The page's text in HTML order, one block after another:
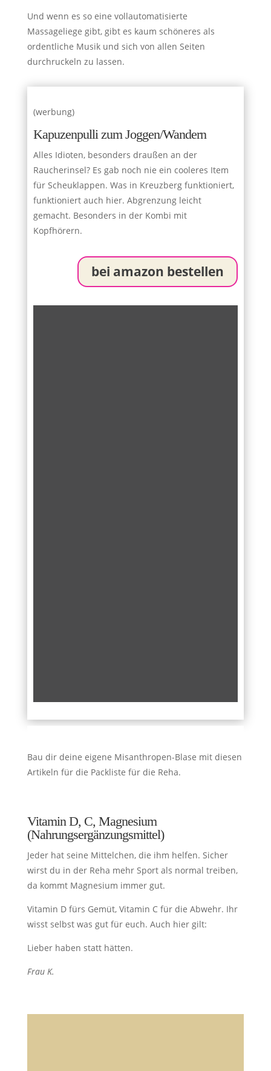
Und wenn es so eine vollautomatisierte
Massageliege gibt, gibt es kaum schöneres als
ordentliche Musik und sich von allen Seiten
durchruckeln zu lassen.
(werbung)
Kapuzenpulli zum Joggen/Wandern
Alles Idioten, besonders draußen an der
Raucherinsel? Es gab noch nie ein cooleres Item
für Scheuklappen. Was in Kreuzberg funktioniert,
funktioniert auch hier. Abgrenzung leicht
gemacht. Besonders in der Kombi mit
Kopfhörern.
bei amazon bestellen
Bau dir deine eigene Misanthropen-Blase mit diesen
Artikeln für die Packliste für die Reha.
Vitamin D, C, Magnesium
(Nahrungsergänzungsmittel)
Jeder hat seine Mittelchen, die ihm helfen. Sicher
wirst du in der Reha mehr Sport als normal treiben,
da kommt Magnesium immer gut.
Vitamin D fürs Gemüt, Vitamin C für die Abwehr. Ihr
wisst selbst was gut für euch. Auch hier gilt:
Lieber haben statt hätten.
Frau K.